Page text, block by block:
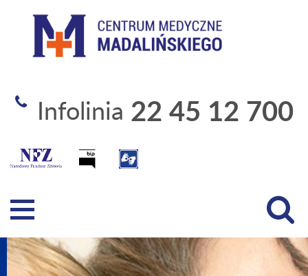
Szpital Specjalistyczny
Infolinia 22 45 12 700